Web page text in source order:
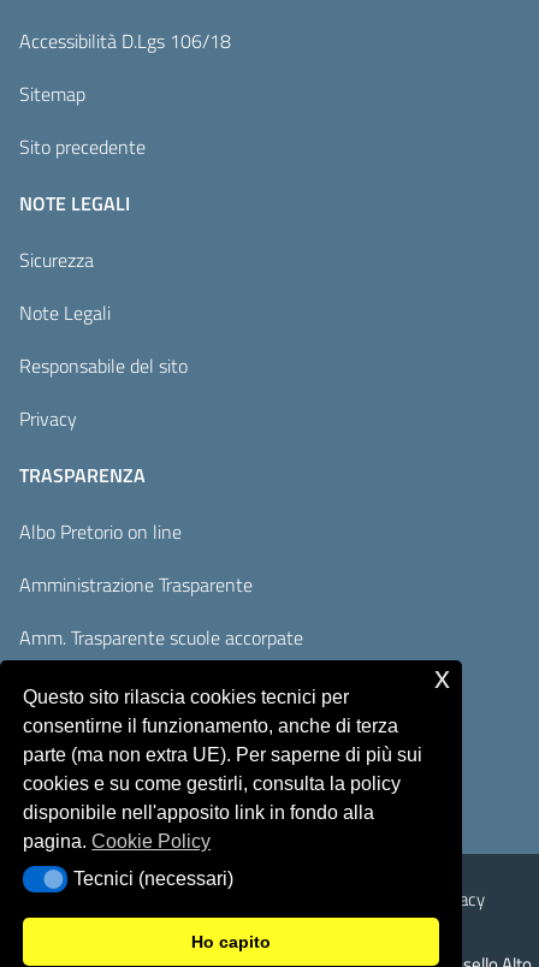
Accessibilità D.Lgs 106/18
Sitemap
Sito precedente
NOTE LEGALI
Sicurezza
Note Legali
Responsabile del sito
Privacy
TRASPARENZA
Albo Pretorio on line
Amministrazione Trasparente
Amm. Trasparente scuole accorpate
Adempimenti AVCP / ANAC
Accesso Civico
Sicurezza Privacy
Questo sito rilascia cookies tecnici per
consentirne il funzionamento, anche di terza
parte (ma non extra UE). Per saperne di più sui
cookies e su come gestirli, consulta la policy
disponibile nell'apposito link in fondo alla
pagina.Cookie Policy
Tecnici (necessari)
Tecnici (necessari)
Ho capito
x